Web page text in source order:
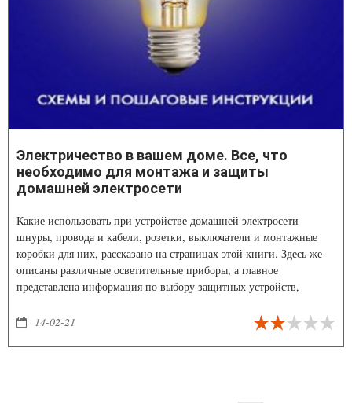
Электричество в вашем доме. Все, что
необходимо для монтажа и защиты
домашней электросети
Какие использовать при устройстве домашней электросети
шнуры, провода и кабели, розетки, выключатели и монтажные
коробки для них, рассказано на страницах этой книги. Здесь же
описаны различные осветительные приборы, а главное
представлена информация по выбору защитных устройств,
14-02-21